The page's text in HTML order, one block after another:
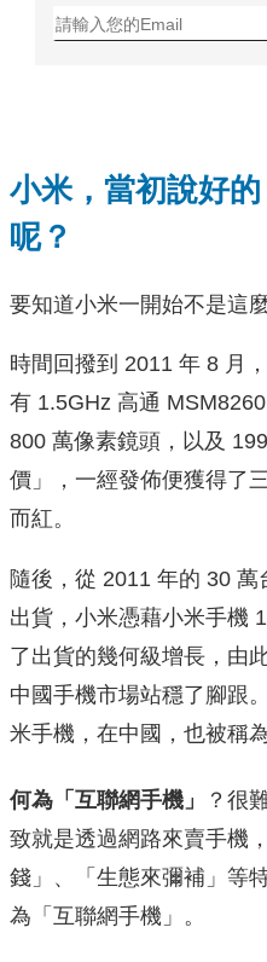
小米，當初說好的
呢？
要知道小米一開始不是這
時間回撥到 2011 年 8 月
有 1.5GHz 高通
800 萬像素鏡頭，以及
價」，一經發佈便獲得了
而紅。
隨後，從 2011 年的 30
出貨，小米憑藉小米手機
了出貨的幾何級增長，由
中國手機市場站穩了腳跟
米手機，在中國，也被稱
何為「互聯網手機」
？很
致就是透過網路來賣手機
錢」、「生態來彌補」等
為「互聯網手機」。